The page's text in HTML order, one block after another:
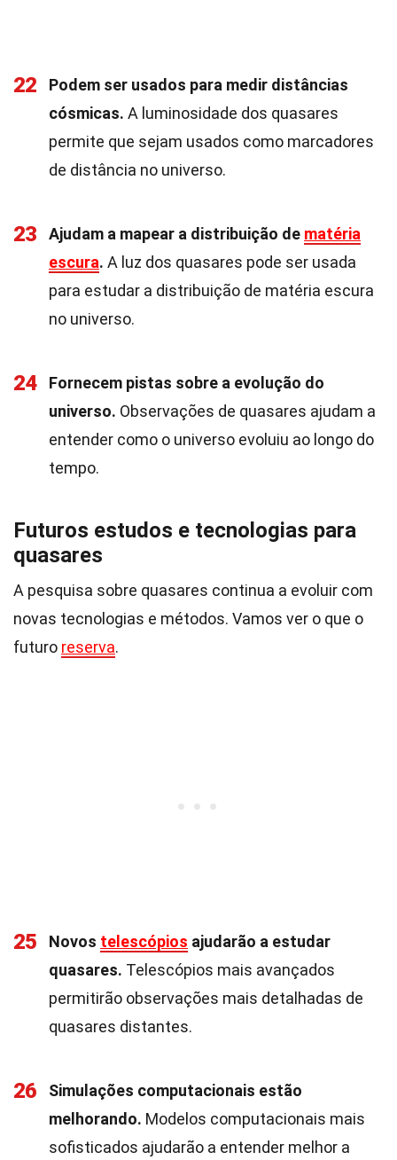
22
Podem ser usados para medir distâncias
cósmicas. A luminosidade dos quasares
permite que sejam usados como marcadores
de distância no universo.
23 Ajudam a mapear a distribuição de matéria
escura. A luz dos quasares pode ser usada
para estudar a distribuição de matéria escura
no universo.
24
Fornecem pistas sobre a evolução do
universo. Observações de quasares ajudam a
entender como o universo evoluiu ao longo do
tempo.
Futuros estudos e tecnologias para
quasares
A pesquisa sobre quasares continua a evoluir com
novas tecnologias e métodos. Vamos ver o que o
futuro reserva.
25 Novos telescópios ajudarão a estudar
quasares. Telescópios mais avançados
permitirão observações mais detalhadas de
quasares distantes.
26
Simulações computacionais estão
melhorando. Modelos computacionais mais
sofisticados ajudarão a entender melhor a